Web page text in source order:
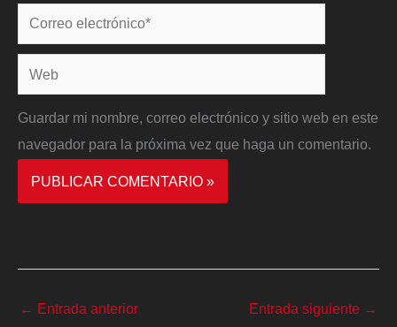
Correo
electrónico*
Web
Guardar mi nombre, correo electrónico y sitio web en este
navegador para la próxima vez que haga un comentario.
← Entrada anterior Entrada siguiente →